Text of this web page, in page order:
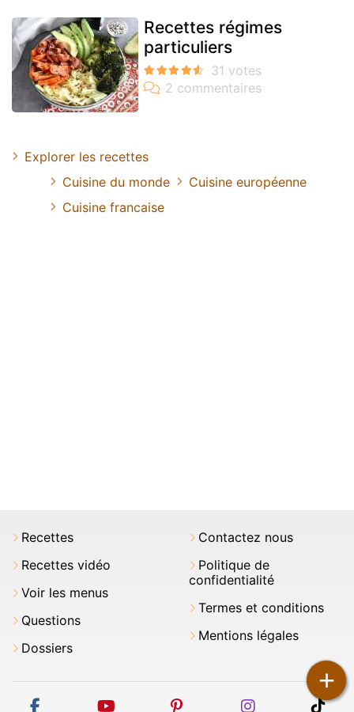
+
Recettes régimes
particuliers
Explorer les recettes
Cuisine du monde
Cuisine européenne
Cuisine francaise
Recettes
Recettes vidéo
Voir les menus
Questions
Dossiers
Contactez nous
Politique de
confidentialité
Termes et conditions
Mentions légales
facebook youtube pinterest instagram